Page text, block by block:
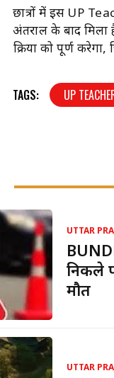
छात्रों में इस UP
अंतराल के बाद मिला
प्रक्रिया को पूर्ण
TAGS: UP
UTTAR
निकले
मौत
UTTAR